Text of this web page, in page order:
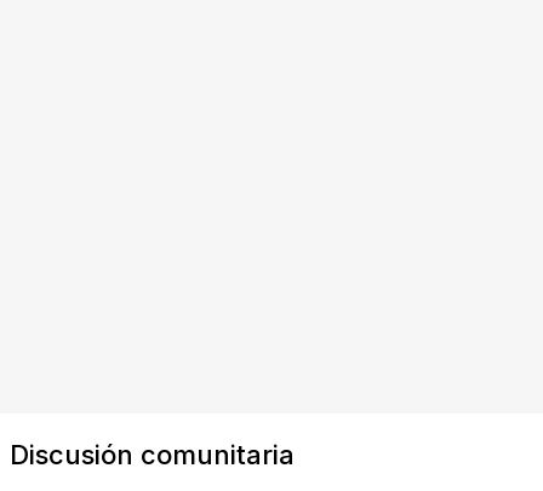
Discusión comunitaria